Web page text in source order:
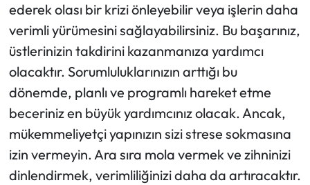
ederek olası bir krizi önleyebilir veya işlerin daha
verimli yürümesini sağlayabilirsiniz. Bu başarınız,
üstlerinizin takdirini kazanmanıza yardımcı
olacaktır. Sorumluluklarınızın arttığı bu
dönemde, planlı ve programlı hareket etme
beceriniz en büyük yardımcınız olacak. Ancak,
mükemmeliyetçi yapınızın sizi strese sokmasına
izin vermeyin. Ara sıra mola vermek ve zihninizi
dinlendirmek, verimliliğinizi daha da artıracaktır.